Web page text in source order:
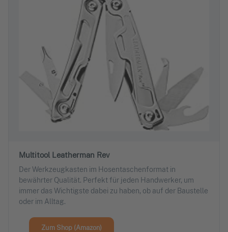
Multitool Leatherman Rev
Der Werkzeugkasten im Hosentaschenformat in
bewährter Qualität. Perfekt für jeden Handwerker, um
immer das Wichtigste dabei zu haben, ob auf der Baustelle
oder im Alltag.
Zum Shop (Amazon)